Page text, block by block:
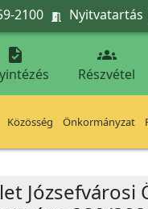
2100  Nyitvatartás
 
Részvétel
Közösség Önkormányzat